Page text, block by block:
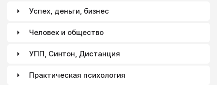
Успех, деньги, бизнес
Человек и общество
УПП, Синтон, Дистанция
Практическая психология